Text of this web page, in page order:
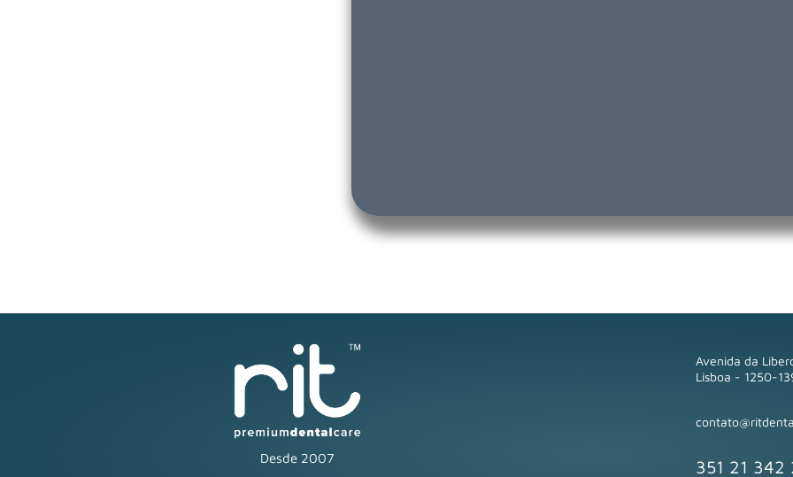
Desde 2007
Avenida da
Lisboa - 1250-
351 21 342